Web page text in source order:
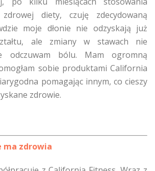
diety, czuję zdecydowaną
moje dłonie nie odzyskają już
ale zmiany w stawach nie
odczuwam bólu. Mam ogromną
sobie produktami California
pomagając innym, co cieszy
zdrowie.
ma zdrowia